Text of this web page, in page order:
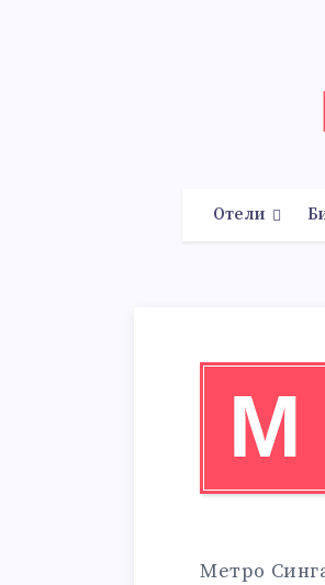
Отели
М
Метро